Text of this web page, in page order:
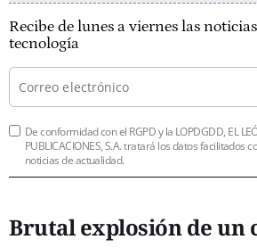
Recibe de lunes a viernes las
tecnología
De conformidad con el RGPD y la LOPDGDD, EL
PUBLICACIONES, S.A. tratará los datos facilitados
noticias de actualidad.
Brutal explosión de un